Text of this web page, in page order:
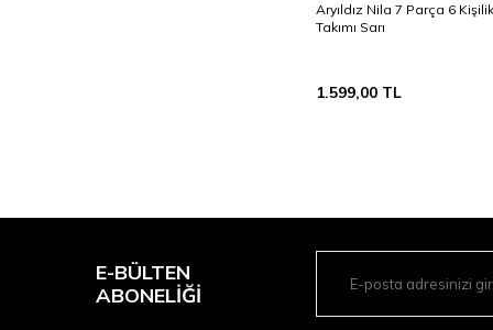
Aryıldız Nila 7 Parça 6
Takımı Sarı
1.599,00 TL
E-BÜLTEN
ABONELIĞI